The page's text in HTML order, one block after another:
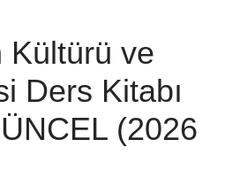
Kültürü ve
Ders Kitabı
(2026